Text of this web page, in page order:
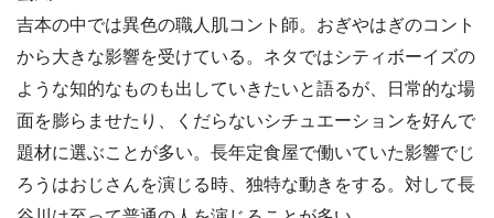
吉本の中では異色の職人肌コント師。おぎやはぎのコント
から大きな影響を受けている。ネタではシティボーイズの
ような知的なものも出していきたいと語るが、日常的な場
面を膨らませたり、くだらないシチュエーションを好んで
題材に選ぶことが多い。長年定食屋で働いていた影響でじ
ろうはおじさんを演じる時、独特な動きをする。対して長